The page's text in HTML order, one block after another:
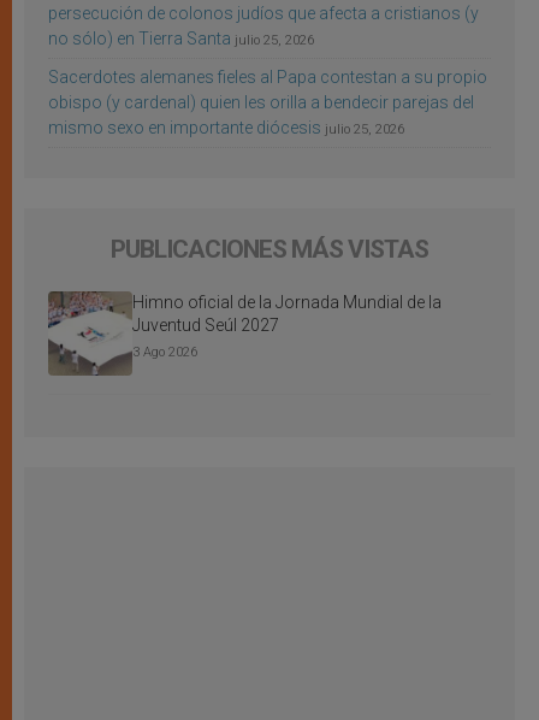
persecución de colonos judíos que afecta a cristianos (y
no sólo) en Tierra Santa julio 25, 2026
Sacerdotes alemanes fieles al Papa contestan a su propio
obispo (y cardenal) quien les orilla a bendecir parejas del
mismo sexo en importante diócesis julio 25, 2026
PUBLICACIONES MÁS VISTAS
Himno oficial de la Jornada Mundial de la
Juventud Seúl 2027
3 Ago 2026